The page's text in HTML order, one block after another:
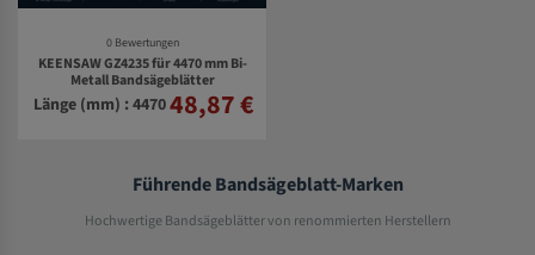
0 Bewertungen
KEENSAW GZ4235 für 4470 mm Bi-
Metall Bandsägeblätter
Länge (mm) : 447048,87 €
Führende Bandsägeblatt-Marken
Hochwertige Bandsägeblätter von renommierten Herstellern